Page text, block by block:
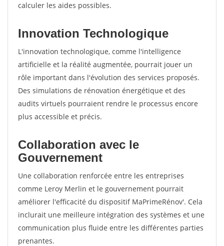
calculer les aides possibles.
Innovation Technologique
L'innovation technologique, comme l'intelligence
artificielle et la réalité augmentée, pourrait jouer un
rôle important dans l'évolution des services proposés.
Des simulations de rénovation énergétique et des
audits virtuels pourraient rendre le processus encore
plus accessible et précis.
Collaboration avec le
Gouvernement
Une collaboration renforcée entre les entreprises
comme Leroy Merlin et le gouvernement pourrait
améliorer l'efficacité du dispositif MaPrimeRénov'. Cela
inclurait une meilleure intégration des systèmes et une
communication plus fluide entre les différentes parties
prenantes.